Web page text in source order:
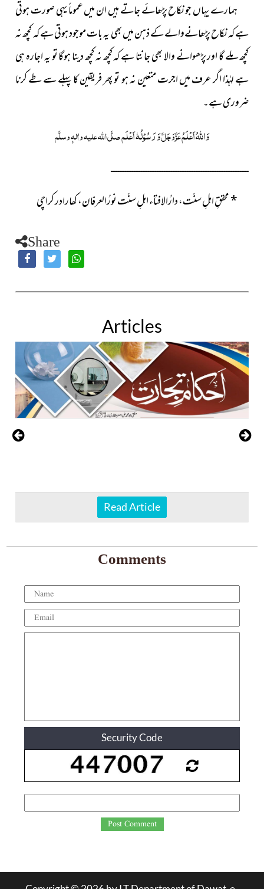
ہمارے یہاں جو نکاح پڑھائے جاتے ہیں ان میں عموماً یہی صورت ہوتی
ہے کہ نکاح پڑھانےوالے کے ذہن میں بھی یہ بات موجود ہوتی ہے کہ کچھ نہ
کچھ ملے گا اور پڑھوانے والا بھی جانتا ہے کہ کچھ نہ کچھ دینا ہوگا تو یہ اجارہ ہی
ہے لہٰذا اگر عرف میں اجرت متعین نہ ہو تو پھر فریقین کا پہلے سے طے کرنا
ضروری ہے۔
وَاللہُ اَعْلَمُعَزَّوَجَلَّوَ رَسُوْلُہٗ اَعْلَمصلَّی اللہ علیہ واٰلہٖ وسلَّم
ــــــــــــــــــــــــــــــــــــــــــــــــــــــــــــــــــــــــــــــ
*محققِ اہلِ سنّت، دارُالافتاء اہلِ سنّت نورُالعرفان، کھارادر کراچی
Share
Articles
Read Article
Comments
Security Code
Post Comment